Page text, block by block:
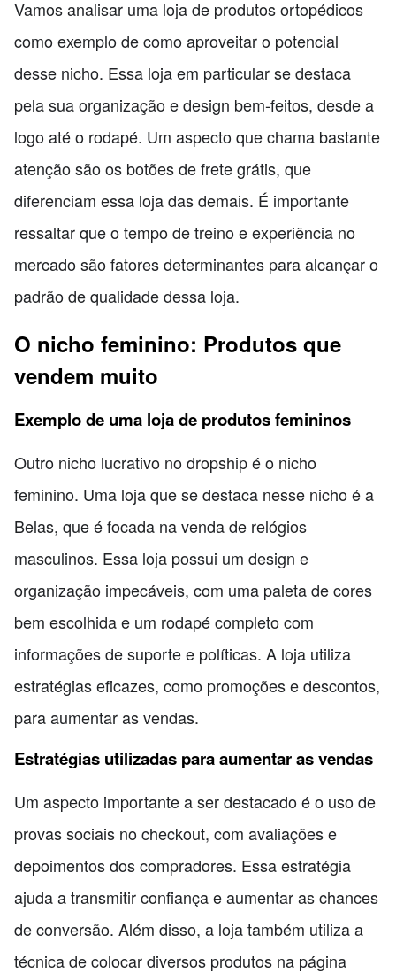
Vamos analisar uma loja de produtos ortopédicos
como exemplo de como aproveitar o potencial
desse nicho. Essa loja em particular se destaca
pela sua organização e design bem-feitos, desde a
logo até o rodapé. Um aspecto que chama bastante
atenção são os botões de frete grátis, que
diferenciam essa loja das demais. É importante
ressaltar que o tempo de treino e experiência no
mercado são fatores determinantes para alcançar o
padrão de qualidade dessa loja.
O nicho feminino: Produtos que
vendem muito
Exemplo de uma loja de produtos femininos
Outro nicho lucrativo no dropship é o nicho
feminino. Uma loja que se destaca nesse nicho é a
Belas, que é focada na venda de relógios
masculinos. Essa loja possui um design e
organização impecáveis, com uma paleta de cores
bem escolhida e um rodapé completo com
informações de suporte e políticas. A loja utiliza
estratégias eficazes, como promoções e descontos,
para aumentar as vendas.
Estratégias utilizadas para aumentar as vendas
Um aspecto importante a ser destacado é o uso de
provas sociais no checkout, com avaliações e
depoimentos dos compradores. Essa estratégia
ajuda a transmitir confiança e aumentar as chances
de conversão. Além disso, a loja também utiliza a
técnica de colocar diversos produtos na página